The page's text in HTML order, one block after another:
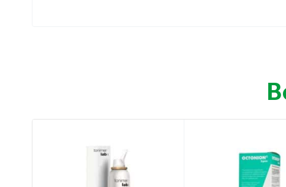
Ιδιότητες:
Aνακουφίζει από τα συμπτώματα του